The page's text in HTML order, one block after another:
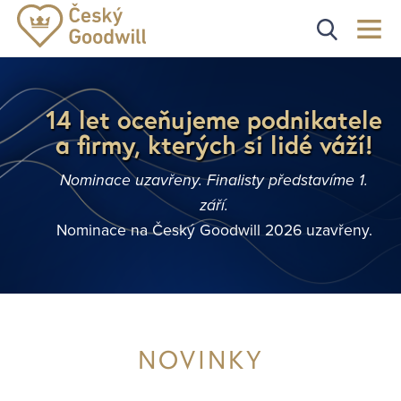
14 let oceňujeme podnikatele
a firmy, kterých si lidé váží!
Nominace uzavřeny. Finalisty představíme 1.
září.
Nominace na Český Goodwill 2026 uzavřeny.
NOVINKY